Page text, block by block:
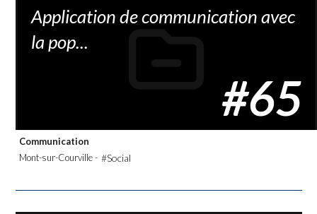
Application de communication avec
la pop...
#65
Communication
Mont-sur-Courville - #Social